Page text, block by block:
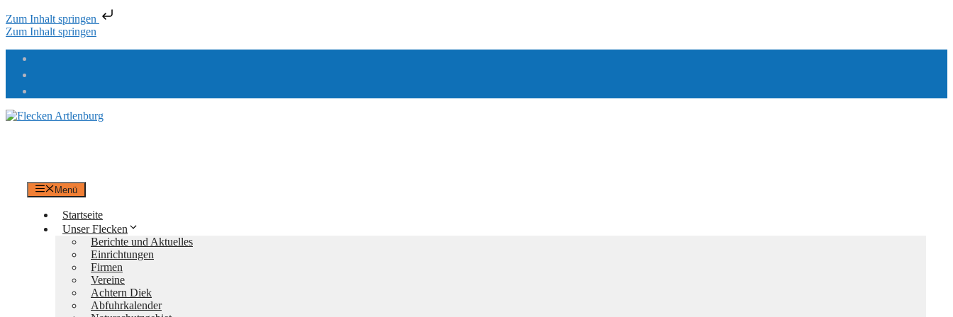
Zum Inhalt springen
Zum Inhalt springen
Menü
Startseite
Unser Flecken
Berichte und Aktuelles
Einrichtungen
Firmen
Vereine
Achtern Diek
Abfuhrkalender